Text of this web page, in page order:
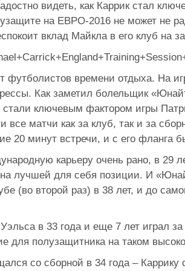
видеть, как Каррик стал
на ЕВРО-2016 не может не
вклад Майкла в его клуб на
времени отдыха. На
Как заметил болельщик
ключевым фактором игры
все матчи как за клуб, так и за
20 минут встречи, и с его фланга
карьеру очень рано, в 29
лучшей для себя позиции. И
(во второй раз) в 38 лет, и до
Уэльса в 33 года и еще 7 лет играл
для полузащитника на таком
со сборной в 34 года – Каррику